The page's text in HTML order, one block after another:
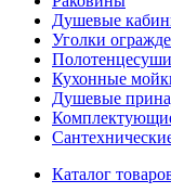
Душевые
Уголки
Кухонные
Душевые
Каталог